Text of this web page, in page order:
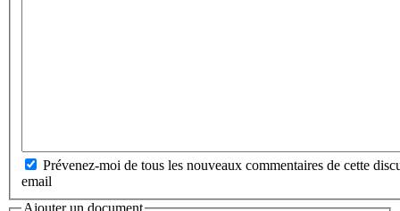
Prévenez-moi de tous les nouveaux commentaires de cette
email